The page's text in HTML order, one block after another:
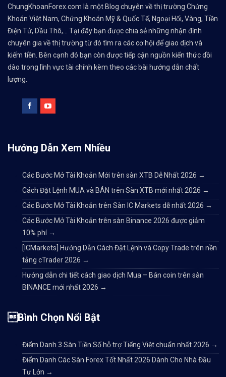
ChungKhoanForex.com là một Blog chuyên về thị trường Chứng
Khoán Việt Nam, Chứng Khoán Mỹ & Quốc Tế, Ngoại Hối, Vàng, Tiền
Điện Tử, Dầu Thô,... Tại đây bạn được chia sẻ những nhận định
chuyên gia về thị trường từ đó tìm ra các cơ hội để giao dịch và
kiếm tiền. Bên cạnh đó bạn còn được tiếp cận nguồn kiến thức dồi
dào trong lĩnh vực tài chính kèm theo các bài hướng dẫn chất
lượng.
Hướng Dẫn Xem Nhiều
Các Bước Mở Tài Khoản Mới trên sàn XTB Dễ Nhất 2026 →
Cách Đặt Lệnh MUA và BÁN trên Sàn XTB mới nhất 2026 →
Các Bước Mở Tài Khoản trên Sàn IC Markets dễ nhất 2026 →
Các Bước Mở Tài Khoản trên sàn Binance 2026 được giảm
10% phí →
[ICMarkets] Hướng Dẫn Cách Đặt Lệnh và Copy Trade trên nền
tảng cTrader 2026 →
Hướng dẫn chi tiết cách giao dịch Mua – Bán coin trên sàn
BINANCE mới nhất 2026 →
Bình Chọn Nổi Bật
Điểm Danh 3 Sàn Tiền Số hỗ trợ Tiếng Việt chuẩn nhất 2026 →
Điểm Danh Các Sàn Forex Tốt Nhất 2026 Dành Cho Nhà Đầu
Tư Lớn →